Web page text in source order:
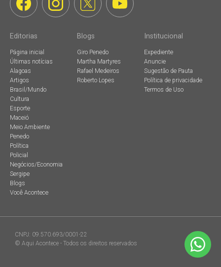
Editorias
Página inicial
Últimas notícias
Alagoas
Artigos
Brasil/Mundo
Cultura
Esporte
Maceió
Meio Ambiente
Penedo
Política
Policial
Negócios/Economia
Sergipe
Blogs
Você Acontece
Blogs
Giro Penedo
Martha Martyres
Rafael Medeiros
Roberto Lopes
Institucional
Expediente
Anuncie
Sugestão de Pauta
Política de privacidade
Termos de Uso
CNPJ: 09.570.693/0001-22
© Aqui Acontece - Todos os direitos reservados